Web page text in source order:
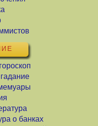
о банках